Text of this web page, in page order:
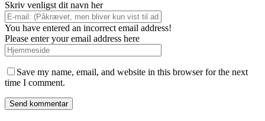
Skriv venligst dit navn her
You have entered an incorrect email address!
Please enter your email address here
Save my name, email, and website in this browser for the next
time I comment.